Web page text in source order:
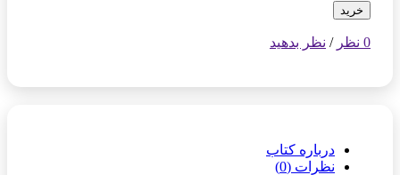
خرید
0 نظر / نظر بدهید
درباره کتاب
نظرات (0)